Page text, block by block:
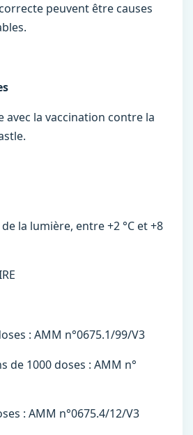
peuvent être causes
avec la vaccination contre la
la lumière, entre +2 °C et +8
: AMM n°0675.1/99/V3
de 1000 doses : AMM n°
: AMM n°0675.4/12/V3